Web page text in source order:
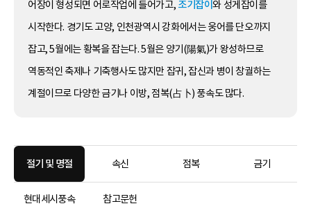
어장이 형성되면 어로작업에 들어가고, 조기잡이와 성게잡이를
시작한다. 경기도 고양, 인천광역시 강화에서는 웅어를 단오까지
잡고, 5월에는 황복을 잡는다. 5월은 양기(陽氣)가 왕성하므로
역동적인 축제나 기축행사도 많지만 잡귀, 잡신과 병이 창궐하는
계절이므로 다양한 금기나 이방, 점복(占卜) 풍속도 많다.
절기 및 명절 속신 점복 금기
현대세시풍속 참고문헌